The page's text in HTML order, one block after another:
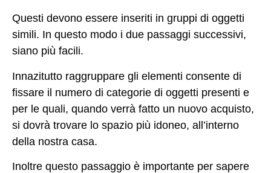
Questi devono essere inseriti in gruppi di oggetti
simili. In questo modo i due passaggi successivi,
siano più facili.
Innazitutto raggruppare gli elementi consente di
fissare il numero di categorie di oggetti presenti e
per le quali, quando verrà fatto un nuovo acquisto,
si dovrà trovare lo spazio più idoneo, all’interno
della nostra casa.
Inoltre questo passaggio è importante per sapere